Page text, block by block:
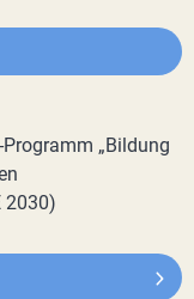
„Bildung
2030)